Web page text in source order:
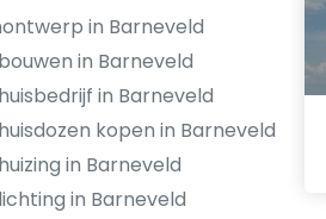
in Barneveld
in Barneveld
in Barneveld
kopen in Barneveld
in Barneveld
in Barneveld